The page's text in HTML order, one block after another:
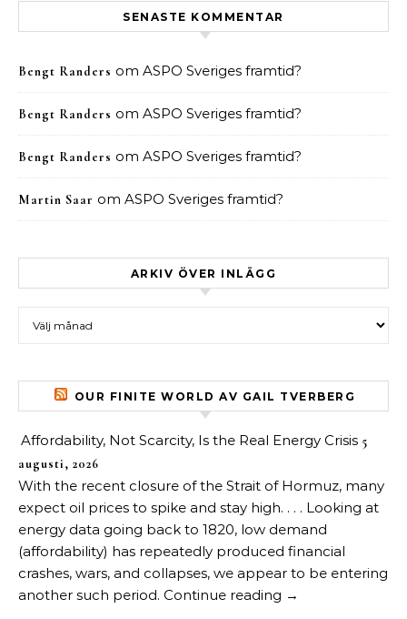
SENASTE KOMMENTAR
Bengt Randers om ASPO Sveriges framtid?
Bengt Randers om ASPO Sveriges framtid?
Bengt Randers om ASPO Sveriges framtid?
Martin Saar om ASPO Sveriges framtid?
ARKIV ÖVER INLÄGG
OUR FINITE WORLD AV GAIL TVERBERG
Affordability, Not Scarcity, Is the Real Energy Crisis 5
augusti, 2026
With the recent closure of the Strait of Hormuz, many
expect oil prices to spike and stay high. . . . Looking at
energy data going back to 1820, low demand
(affordability) has repeatedly produced financial
crashes, wars, and collapses, we appear to be entering
another such period. Continue reading →